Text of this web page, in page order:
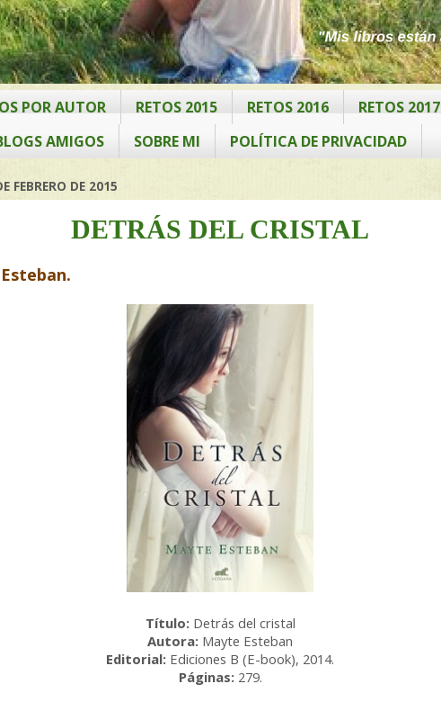
POR AUTOR RETOS 2015 RETOS 2016 RETOS 2017
AMIGOS SOBRE MI POLÍTICA DE PRIVACIDAD
FEBRERO DE 2015
DETRÁS DEL CRISTAL
Título:Detrás del cristal
Autora: Mayte Esteban
Editorial: Ediciones B (E-book), 2014.
Páginas:279.